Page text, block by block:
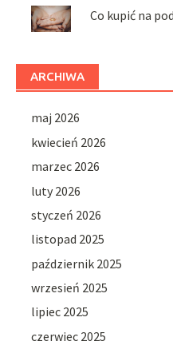
Co kupić na
ARCHIWA
maj 2026
kwiecień 2026
marzec 2026
luty 2026
styczeń 2026
listopad 2025
październik 2025
wrzesień 2025
lipiec 2025
czerwiec 2025